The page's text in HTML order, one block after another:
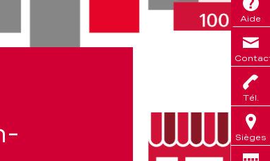
Aide
Tél.
Sièges